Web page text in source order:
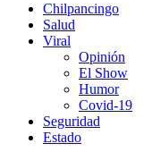
Chilpancingo
Salud
Viral
Opinión
El Show
Humor
Covid-19
Seguridad
Estado